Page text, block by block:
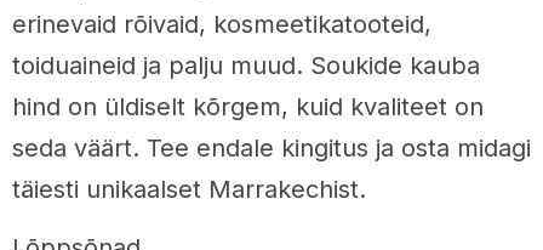
erinevaid rõivaid, kosmeetikatooteid,
toiduaineid ja palju muud. Soukide kauba
hind on üldiselt kõrgem, kuid kvaliteet on
seda väärt. Tee endale kingitus ja osta midagi
täiesti unikaalset Marrakechist.